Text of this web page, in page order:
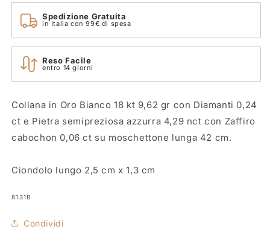
Spedizione Gratuita
in Italia con 99€ di spesa
Reso Facile
entro 14 giorni
Collana in Oro Bianco 18 kt 9,62 gr con Diamanti 0,24
ct e Pietra semipreziosa azzurra 4,29 nct con Zaffiro
cabochon 0,06 ct su moschettone lunga 42 cm.
Ciondolo lungo 2,5 cm x 1,3 cm
SKU:
8131B
Condividi